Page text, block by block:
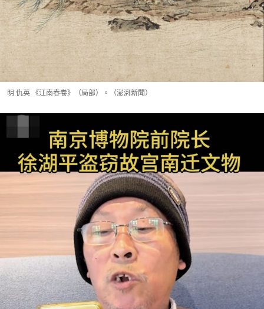
明 仇英 《江南春卷》（局部）。（澎湃新聞）